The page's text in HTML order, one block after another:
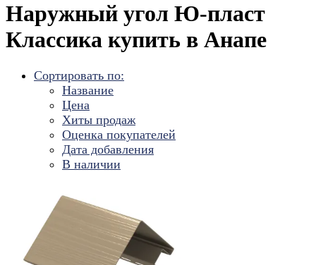
Наружный угол Ю-пласт
Классика купить в Анапе
Сортировать по:
Название
Цена
Хиты продаж
Оценка покупателей
Дата добавления
В наличии